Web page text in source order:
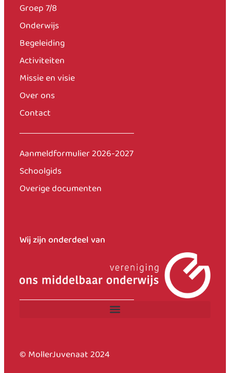
Groep 7/8
Onderwijs
Begeleiding
Activiteiten
Missie en visie
Over ons
Contact
Aanmeldformulier 2026-2027
Schoolgids
Overige documenten
Wij zijn onderdeel van
© MollerJuvenaat 2024